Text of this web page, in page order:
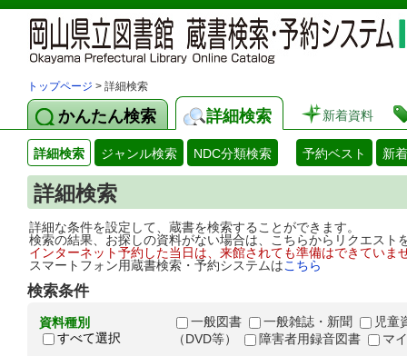
トップページ > 詳細検索
かんたん検索 詳細検索 新着資料
詳細検索 ジャンル検索 NDC分類検索 予約ベスト 新
詳細検索
詳細な条件を設定して、蔵書を検索することができます。
検索の結果、お探しの資料がない場合は、こちらからリクエス
インターネット予約した当日は、来館されても準備はできてい
スマートフォン用蔵書検索・予約システムはこちら
検索条件
資料種別
すべて選択
一般図書 一般雑誌・新聞
児童
（DVD等）
障害者用録音図書 マ